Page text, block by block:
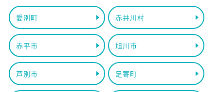
愛別町 赤井川村
赤平市 旭川市
芦別市 足寄町